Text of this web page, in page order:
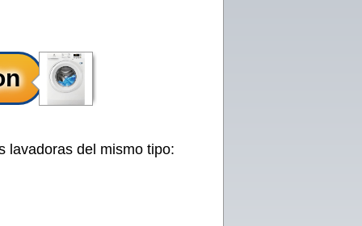
lavadoras del mismo tipo: